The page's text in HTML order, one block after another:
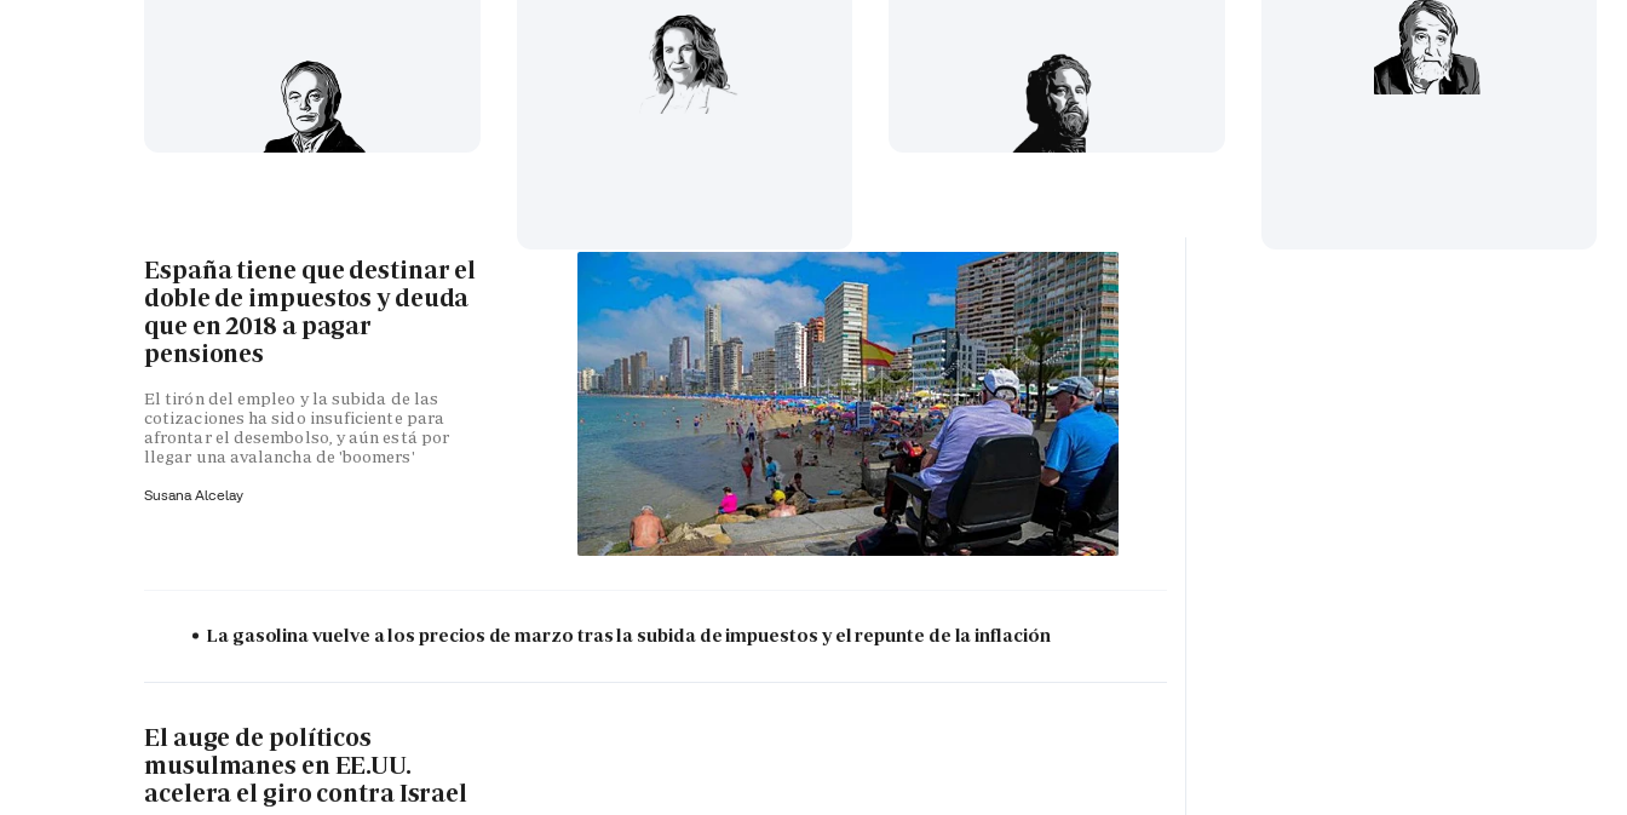
España tiene que destinar el
doble de impuestos y deuda
que en 2018 a pagar
pensiones
El tirón del empleo y la subida de las
cotizaciones ha sido insuficiente para
afrontar el desembolso, y aún está por
llegar una avalancha de 'boomers'
Susana Alcelay
La gasolina vuelve a los precios de marzo tras la subida de impuestos y el repunte de la inflación
El auge de políticos
musulmanes en EE.UU.
acelera el giro contra Israel